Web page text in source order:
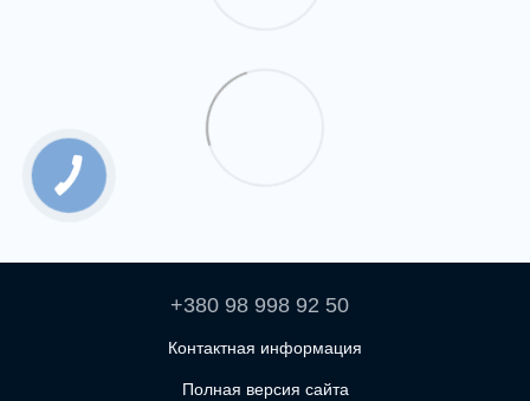
+380 98 998 92 50
Контактная информация
Полная версия сайта